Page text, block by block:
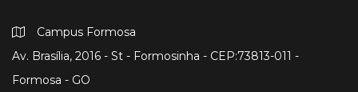
Campus Formosa
Av. Brasília, 2016 - St - Formosinha - CEP:73813-011 -
Formosa - GO